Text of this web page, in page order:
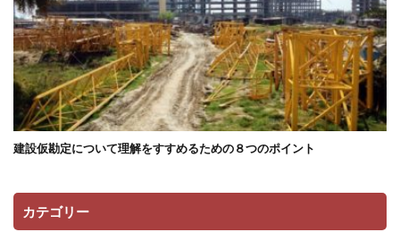
建設仮勘定について理解をすすめるための８つのポイント
カテゴリー